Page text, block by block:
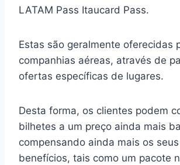
LATAM Pass Itaucard Pass.
Estas são geralmente oferecidas
companhias aéreas, através de
ofertas específicas de lugares.
Desta forma, os clientes podem
bilhetes a um preço ainda mais
compensando ainda mais os
benefícios, tais como um pacote